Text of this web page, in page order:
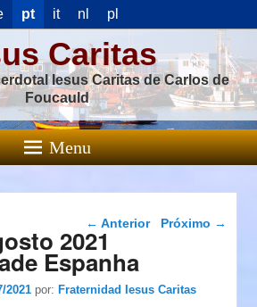
pt it nl pl
Caritas
Iesus Caritas de Carlos de
Foucauld
Menu
Navegação das
← Anterior Próximo →
2021
Espanha
2021 por:Fraternidad Iesus Caritas